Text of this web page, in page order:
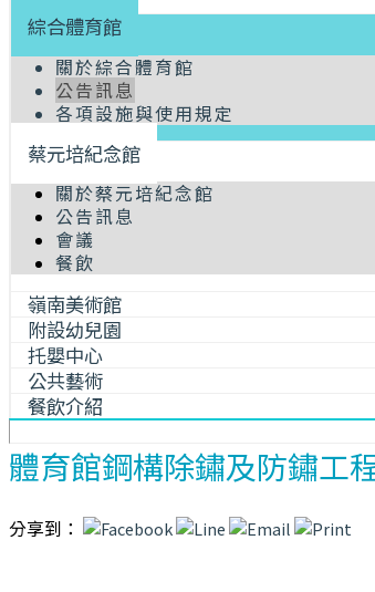
綜合體育館
關於綜合體育館
公告訊息
各項設施與使用規定
蔡元培紀念館
關於蔡元培紀念館
公告訊息
會議
餐飲
嶺南美術館
附設幼兒園
托嬰中心
公共藝術
餐飲介紹
體育館鋼構除鏽及防鏽工
分享到：